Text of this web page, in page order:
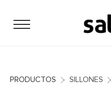
PRODUCTOS SILLONES